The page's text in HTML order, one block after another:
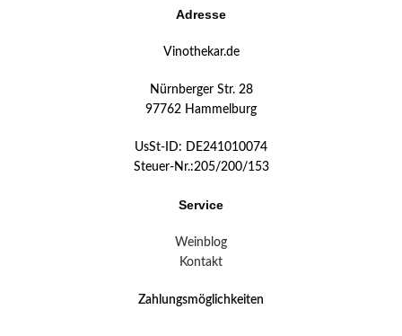
Adresse
Vinothekar.de
Nürnberger Str. 28
97762 Hammelburg
UsSt-ID: DE241010074
Steuer-Nr.:205/200/153
Service
Weinblog
Kontakt
Zahlungsmöglichkeiten